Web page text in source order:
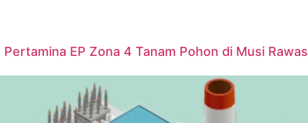
EP Zona 4 Tanam Pohon di Musi Rawas